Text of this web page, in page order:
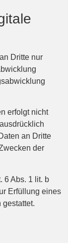
Dritte nur
erfolgt nicht
an Dritte
der
6 Abs. 1 lit. b
Erfüllung eines
gestattet.